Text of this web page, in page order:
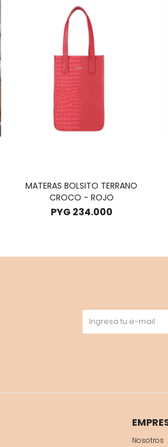
MATERAS BOLSITO TERRANO
CROCO - ROJO
PYG 234.000
Nosotros